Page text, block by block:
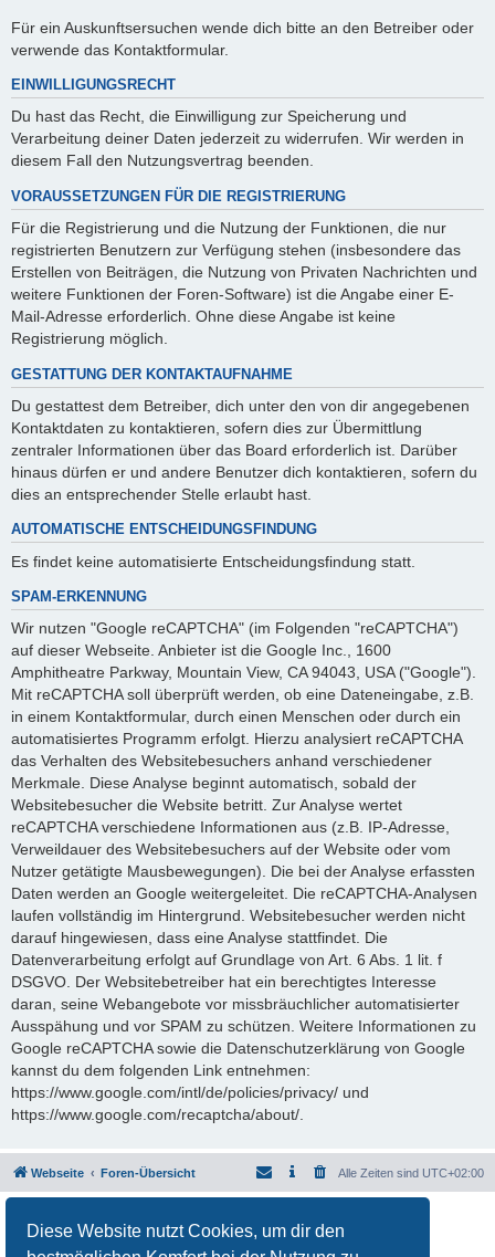
Diese Website nutzt Cookies, um dir den
Für ein Auskunftsersuchen wende dich bitte an den Betreiber oder
verwende das Kontaktformular.
EINWILLIGUNGSRECHT
Du hast das Recht, die Einwilligung zur Speicherung und
Verarbeitung deiner Daten jederzeit zu widerrufen. Wir werden in
diesem Fall den Nutzungsvertrag beenden.
VORAUSSETZUNGEN FÜR DIE REGISTRIERUNG
Für die Registrierung und die Nutzung der Funktionen, die nur
registrierten Benutzern zur Verfügung stehen (insbesondere das
Erstellen von Beiträgen, die Nutzung von Privaten Nachrichten und
weitere Funktionen der Foren-Software) ist die Angabe einer E-
Mail-Adresse erforderlich. Ohne diese Angabe ist keine
Registrierung möglich.
GESTATTUNG DER KONTAKTAUFNAHME
Du gestattest dem Betreiber, dich unter den von dir angegebenen
Kontaktdaten zu kontaktieren, sofern dies zur Übermittlung
zentraler Informationen über das Board erforderlich ist. Darüber
hinaus dürfen er und andere Benutzer dich kontaktieren, sofern du
dies an entsprechender Stelle erlaubt hast.
AUTOMATISCHE ENTSCHEIDUNGSFINDUNG
Es findet keine automatisierte Entscheidungsfindung statt.
SPAM-ERKENNUNG
Wir nutzen "Google reCAPTCHA" (im Folgenden "reCAPTCHA")
auf dieser Webseite. Anbieter ist die Google Inc., 1600
Amphitheatre Parkway, Mountain View, CA 94043, USA ("Google").
Mit reCAPTCHA soll überprüft werden, ob eine Dateneingabe, z.B.
in einem Kontaktformular, durch einen Menschen oder durch ein
automatisiertes Programm erfolgt. Hierzu analysiert reCAPTCHA
das Verhalten des Websitebesuchers anhand verschiedener
Merkmale. Diese Analyse beginnt automatisch, sobald der
Websitebesucher die Website betritt. Zur Analyse wertet
reCAPTCHA verschiedene Informationen aus (z.B. IP-Adresse,
Verweildauer des Websitebesuchers auf der Website oder vom
Nutzer getätigte Mausbewegungen). Die bei der Analyse erfassten
Daten werden an Google weitergeleitet. Die reCAPTCHA-Analysen
laufen vollständig im Hintergrund. Websitebesucher werden nicht
darauf hingewiesen, dass eine Analyse stattfindet. Die
Datenverarbeitung erfolgt auf Grundlage von Art. 6 Abs. 1 lit. f
DSGVO. Der Websitebetreiber hat ein berechtigtes Interesse
daran, seine Webangebote vor missbräuchlicher automatisierter
Ausspähung und vor SPAM zu schützen. Weitere Informationen zu
Google reCAPTCHA sowie die Datenschutzerklärung von Google
kannst du dem folgenden Link entnehmen:
https://www.google.com/intl/de/policies/privacy/ und
https://www.google.com/recaptcha/about/.
Webseite Foren-Übersicht Alle Zeiten sind UTC+02:00
Deutsche Übersetzung durchphpBB.de
Datenschutz|Nutzungsbedingungen